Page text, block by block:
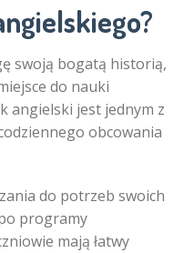
swoją bogatą historią,
do nauki
angielski jest jednym z
obcowania
do potrzeb swoich
programy
mają łatwy